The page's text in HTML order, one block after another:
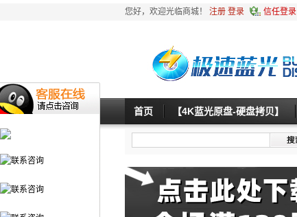
您好，欢迎光临商城！ 注册 登录 信任登录
首页 【4K蓝光原盘-硬盘拷贝】